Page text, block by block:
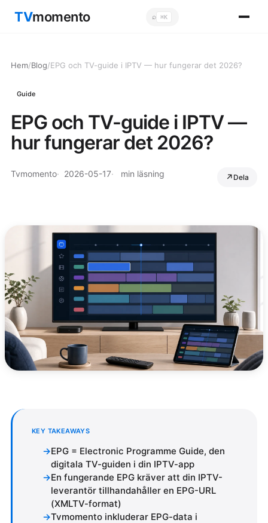
TVmomento ⌕
Sök⌘K
Hem/Blog/EPG och TV-guide i IPTV — hur fungerar det 2026?
Guide
EPG och TV-guide i IPTV —
hur fungerar det 2026?
Tvmomento 2026-05-17 min läsning Dela
KEY TAKEAWAYS
EPG = Electronic Programme Guide, den
digitala TV-guiden i din IPTV-app
En fungerande EPG kräver att din IPTV-
leverantör tillhandahåller en EPG-URL
(XMLTV-format)
Tvmomento inkluderar EPG-data i